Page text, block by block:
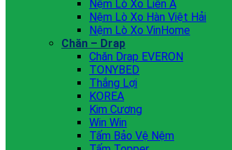
Nệm Lò Xo Liên Á
Nệm Lò Xo Hàn Việt Hải
Nệm Lò Xo VinHome
Chăn – Drap
Chăn Drap EVERON
TONYBED
Thắng Lợi
KOREA
Kim Cương
Win Win
Tấm Bảo Vệ Nệm